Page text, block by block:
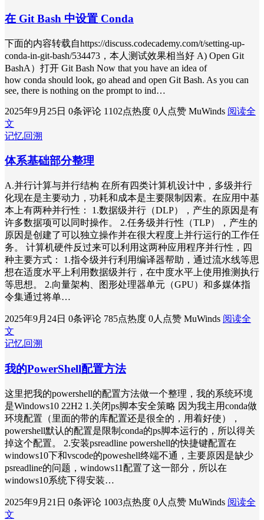
在 Git Bash 中设置 Conda
下面的内容转载自https://discuss.codecademy.com/t/setting-up-
conda-in-git-bash/534473，本人测试效果相当好 A) Open Git
BashA）打开 Git Bash Now that you have an idea of
how conda should look, go ahead and open Git Bash. As you can
see, there is nothing on the prompt to ind…
2025年9月25日 0条评论 1102点热度 0人点赞 MuWinds 阅读全
文
记忆回溯
体系基础部分整理
A.并行计算与并行结构 在所有四类计算机设计中，多级并行
化现在是主要动力，功耗和成本是主要限制因素。在应用中基
本上有两种并行性： 1.数据级并行（DLP），产生的原因是有
许多数据项可以同时操作。 2.任务级并行性（TLP），产生的
原因是创建了可以独立操作并在很大程度上并行运行的工作任
务。 计算机硬件反过来可以利用这两种应用程序并行性，四
种主要方式： 1.指令级并行利用编译器帮助，通过流水线等思
想在适度水平上利用数据级并行，在中度水平上使用推测执行
等思想。 2.向量架构、图形处理器单元（GPU）和多媒体指
令集通过将单…
2025年9月24日 0条评论 785点热度 0人点赞 MuWinds 阅读全
文
记忆回溯
我的PowerShell配置方法
这里把我的powershell的配置方法做一个整理，我的系统环境
是Windows10 22H2 1.关闭ps脚本安全策略 因为我主用conda做
环境配置（里面的带的库配置还是很全的，用着好使），
powershell默认的配置是限制conda的ps脚本运行的，所以得关
掉这个配置。 2.安装psreadline powershell的快捷键配置在
windows10下和vscode的poweshell终端不通，主要原因是缺少
psreadline的问题，windows11配置了这一部分，所以在
windows10系统下得安装…
2025年9月21日 0条评论 1003点热度 0人点赞 MuWinds 阅读全
文